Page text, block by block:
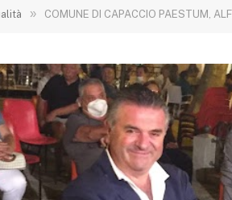
» COMUNE DI CAPACCIO PAESTUM,